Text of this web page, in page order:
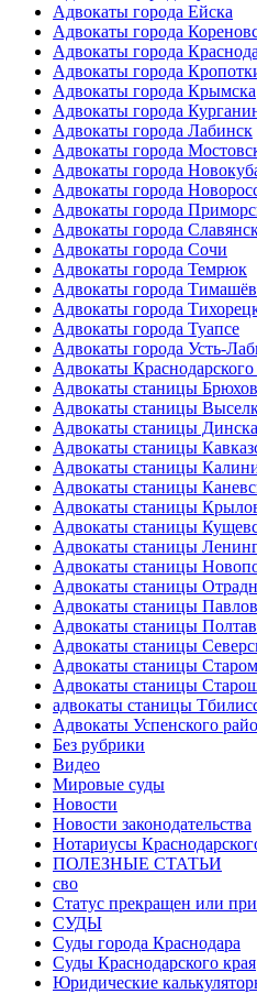
Адвокаты города Ейска
Адвокаты города
Адвокаты города
Адвокаты города
Адвокаты города Крымска
Адвокаты города
Адвокаты города Лабинск
Адвокаты города
Адвокаты города
Адвокаты города
Адвокаты города
Адвокаты города
Адвокаты города Сочи
Адвокаты города Темрюк
Адвокаты города
Адвокаты города
Адвокаты города Туапсе
Адвокаты города Усть-
Адвокаты Краснодарского
Адвокаты станицы
Адвокаты станицы
Адвокаты станицы
Адвокаты станицы
Адвокаты станицы
Адвокаты станицы
Адвокаты станицы
Адвокаты станицы
Адвокаты станицы
Адвокаты станицы
Адвокаты станицы
Адвокаты станицы
Адвокаты станицы
Адвокаты станицы
Адвокаты станицы
Адвокаты станицы
адвокаты станицы
Адвокаты Успенского
Без рубрики
Видео
Мировые суды
Новости
Новости законодательства
Нотариусы
ПОЛЕЗНЫЕ СТАТЬИ
сво
Статус прекращен или
СУДЫ
Суды города Краснодара
Суды Краснодарского края
Юридические